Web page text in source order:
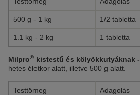
500 g - 1 kg 1/2 tabletta
1.1 kg - 2 kg 1 tabletta
Milpro® kistestű és kölyökkutyáknak -
hetes életkor alatt, illetve 500 g alatt.
Testtömeg Adagolás